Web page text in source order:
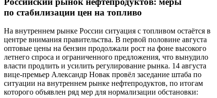
по стабилизации цен на топливо
На внутреннем рынке России ситуация с топливом остаётся в
центре внимания правительства. В первой половине августа
оптовые цены на бензин продолжали рост на фоне высокого
летнего спроса и ограниченного предложения, что вынудило
власти продлить и усилить регулирование рынка. 14 августа
вице-премьер Александр Новак провёл заседание штаба по
ситуации на внутреннем рынке нефтепродуктов, по итогам
которого объявлен ряд мер для нормализации обстановки: